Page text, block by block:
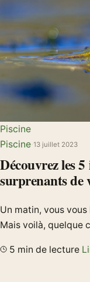
Piscine
Piscine 13 juillet 2023
Découvrez les
surprenants de
Un matin, vous
Mais voilà, quelque
5 min de lecture